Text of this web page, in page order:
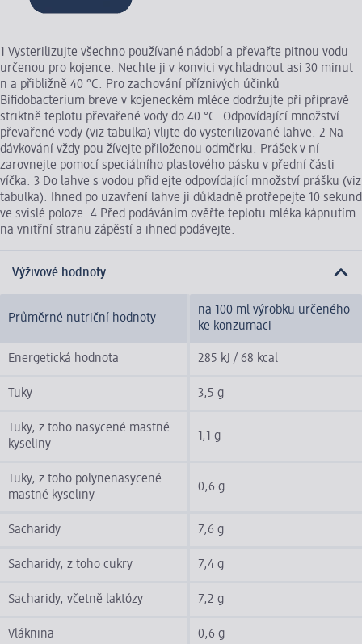
1 Vysterilizujte všechno používané nádobí a převařte pitnou vodu
určenou pro kojence. Nechte ji v konvici vychladnout asi 30 minut
n a přibližně 40 °C. Pro zachování příznivých účinků
Bifidobacterium breve v kojeneckém mléce dodržujte při přípravě
striktně teplotu převařené vody do 40 °C. Odpovídající množství
převařené vody (viz tabulka) vlijte do vysterilizované lahve. 2 Na
dávkování vždy pou žívejte přiloženou odměrku. Prášek v ní
zarovnejte pomocí speciálního plastového pásku v přední části
víčka. 3 Do lahve s vodou přid ejte odpovídající množství prášku (viz
tabulka). Ihned po uzavření lahve ji důkladně protřepejte 10 sekund
ve svislé poloze. 4 Před podáváním ověřte teplotu mléka kápnutím
na vnitřní stranu zápěstí a ihned podávejte.
Výživové hodnoty
Průměrné nutriční hodnoty
na 100 ml výrobku určeného
ke konzumaci
Energetická hodnota 285 kJ / 68 kcal
Tuky 3,5 g
Tuky, z toho nasycené mastné
kyseliny
1,1 g
Tuky, z toho polynenasycené
mastné kyseliny
0,6 g
Sacharidy 7,6 g
Sacharidy, z toho cukry 7,4 g
Sacharidy, včetně laktózy 7,2 g
Vláknina 0,6 g